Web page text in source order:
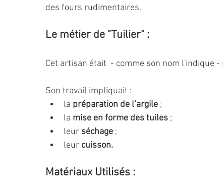
des fours rudimentaires.
Le métier de "Tuilier" :
Cet artisan était  - comme son nom l'indique
Son travail impliquait :
la préparation de l’argile ;
la mise en forme des tuiles ;
leur séchage ;
leur cuisson.
Matériaux Utilisés :